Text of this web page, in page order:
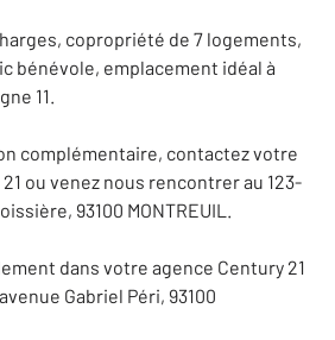
copropriété de 7 logements,
bénévole, emplacement idéal à
11.
complémentaire, contactez votre
21 ou venez nous rencontrer au 123-
93100 MONTREUIL.
dans votre agence Century 21
Gabriel Péri, 93100